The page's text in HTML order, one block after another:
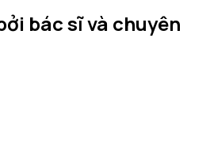
bác sĩ và chuyên